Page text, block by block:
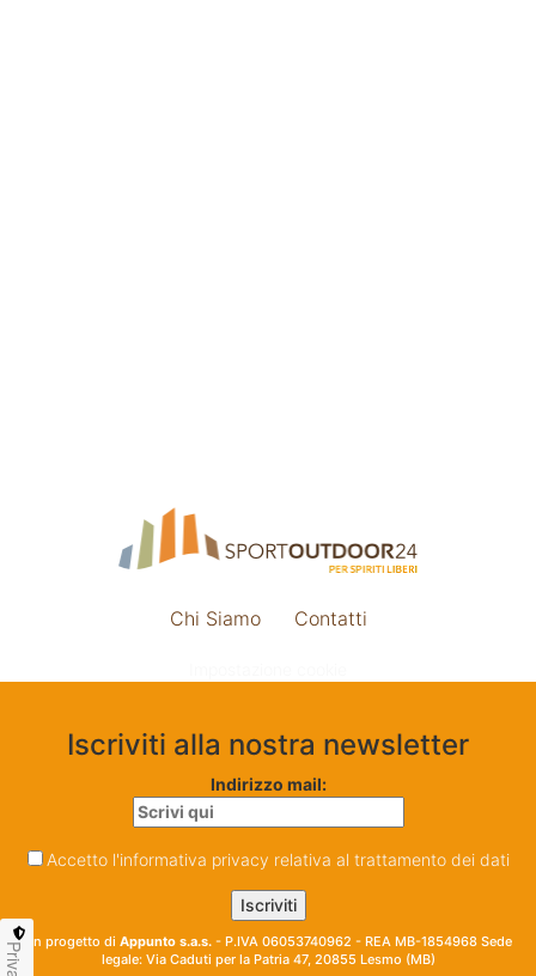
Chi Siamo Contatti
Iscriviti alla nostra newsletter
Indirizzo mail:
Accetto l'informativa privacy relativa al trattamento dei dati
Un progetto di Appunto s.a.s. - P.IVA 06053740962 - REA MB-1854968 Sede
legale: Via Caduti per la Patria 47, 20855 Lesmo (MB)